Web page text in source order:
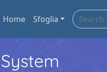
Home Sfoglia